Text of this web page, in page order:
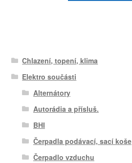
Chlazení, topení, klima
Elektro součásti
Alternátory
Autorádia a přísluš.
BHI
Čerpadla podávací, sací koše
Čerpadlo vzduchu